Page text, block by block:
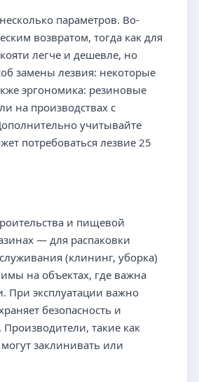
параметров. Во-
возвратом, тогда как для
легче и дешевле, но
замены лезвия: некоторые
эргономика: резиновые
на производствах с
учитывайте
потребоваться лезвие 25
и пищевой
— для распаковки
(клининг, уборка)
на объектах, где важна
При эксплуатации важно
безопасность и
такие как
заклинивать или